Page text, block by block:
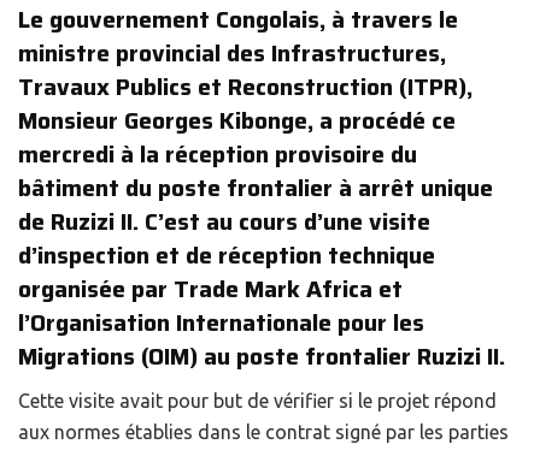
Le gouvernement Congolais, à travers le
ministre provincial des Infrastructures,
Travaux Publics et Reconstruction (ITPR),
Monsieur Georges Kibonge, a procédé ce
mercredi à la réception provisoire du
bâtiment du poste frontalier à arrêt unique
de Ruzizi II. C’est au cours d’une visite
d’inspection et de réception technique
organisée par Trade Mark Africa et
l’Organisation Internationale pour les
Migrations (OIM) au poste frontalier Ruzizi II.
Cette visite avait pour but de vérifier si le projet répond
aux normes établies dans le contrat signé par les parties